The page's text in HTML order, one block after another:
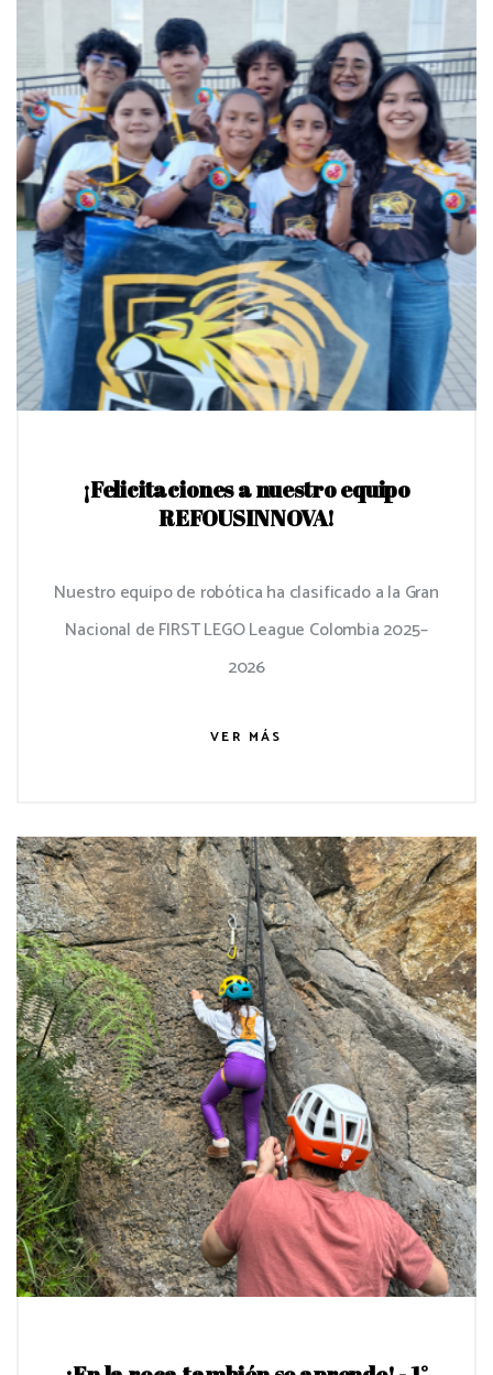
¡Felicitaciones a nuestro equipo
REFOUSINNOVA!
Nuestro equipo de robótica ha clasificado a la Gran
Nacional de FIRST LEGO League Colombia 2025–
2026
VER MÁS